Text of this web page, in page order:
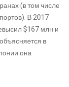
(в том числе
В 2017
$167 млн и
в
она